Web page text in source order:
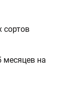
сортов
месяцев на